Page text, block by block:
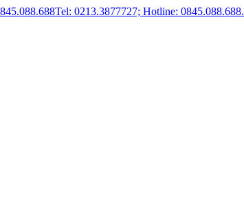
Tel: 0213.3877727; Hotline: 0845.088.688.